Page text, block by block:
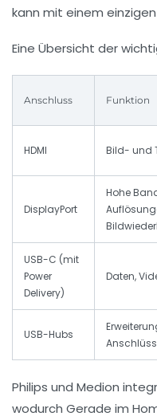
kann mit einem
Eine Übersicht der
Anschluss Funktion
HDMI Bild- und
DisplayPort
Hohe
USB-C (mit
Power
Delivery)
Daten,
USB-Hubs
Philips und Medion
wodurch Gerade im